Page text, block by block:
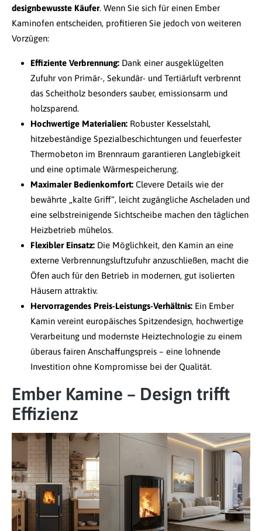
designbewusste Käufer. Wenn Sie sich für einen Ember
Kaminofen entscheiden, profitieren Sie jedoch von weiteren
Vorzügen:
Effiziente Verbrennung: Dank einer ausgeklügelten
Zufuhr von Primär-, Sekundär- und Tertiärluft verbrennt
das Scheitholz besonders sauber, emissionsarm und
holzsparend.
Hochwertige Materialien: Robuster Kesselstahl,
hitzebeständige Spezialbeschichtungen und feuerfester
Thermobeton im Brennraum garantieren Langlebigkeit
und eine optimale Wärmespeicherung.
Maximaler Bedienkomfort: Clevere Details wie der
bewährte „kalte Griff“, leicht zugängliche Ascheladen und
eine selbstreinigende Sichtscheibe machen den täglichen
Heizbetrieb mühelos.
Flexibler Einsatz: Die Möglichkeit, den Kamin an eine
externe Verbrennungsluftzufuhr anzuschließen, macht die
Öfen auch für den Betrieb in modernen, gut isolierten
Häusern attraktiv.
Hervorragendes Preis-Leistungs-Verhältnis: Ein Ember
Kamin vereint europäisches Spitzendesign, hochwertige
Verarbeitung und modernste Heiztechnologie zu einem
überaus fairen Anschaffungspreis – eine lohnende
Investition ohne Kompromisse bei der Qualität.
Ember Kamine – Design trifft
Effizienz